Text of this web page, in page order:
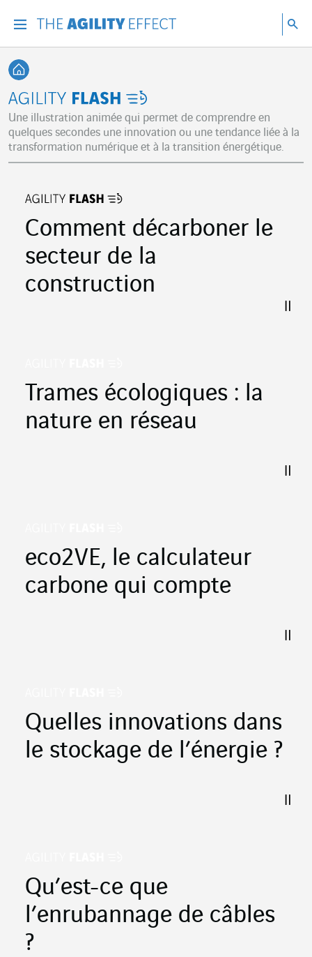
Retour à l'accueil
Agility Stories
Une illustration animée qui permet de comprendre en
quelques secondes une innovation ou une tendance liée à la
transformation numérique et à la transition énergétique.
Comment décarboner le
secteur de la
construction
Trames écologiques : la
nature en réseau
eco2VE, le calculateur
carbone qui compte
Quelles innovations dans
le stockage de l’énergie ?
Qu’est-ce que
l’enrubannage de câbles
?